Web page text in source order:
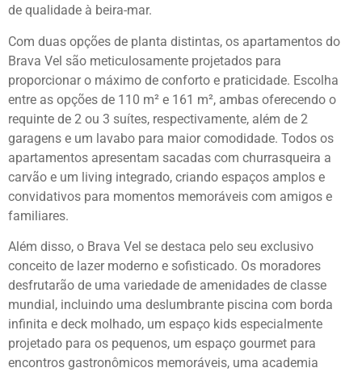
de qualidade à beira-mar.
Com duas opções de planta distintas, os apartamentos do
Brava Vel são meticulosamente projetados para
proporcionar o máximo de conforto e praticidade. Escolha
entre as opções de 110 m² e 161 m², ambas oferecendo o
requinte de 2 ou 3 suítes, respectivamente, além de 2
garagens e um lavabo para maior comodidade. Todos os
apartamentos apresentam sacadas com churrasqueira a
carvão e um living integrado, criando espaços amplos e
convidativos para momentos memoráveis com amigos e
familiares.
Além disso, o Brava Vel se destaca pelo seu exclusivo
conceito de lazer moderno e sofisticado. Os moradores
desfrutarão de uma variedade de amenidades de classe
mundial, incluindo uma deslumbrante piscina com borda
infinita e deck molhado, um espaço kids especialmente
projetado para os pequenos, um espaço gourmet para
encontros gastronômicos memoráveis, uma academia